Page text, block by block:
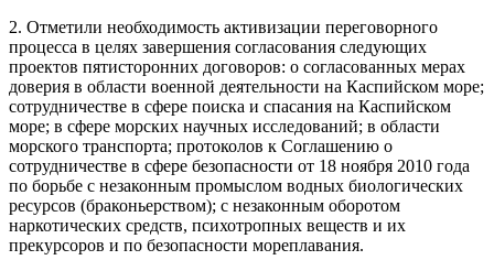
2. Отметили необходимость активизации переговорного
процесса в целях завершения согласования следующих
проектов пятисторонних договоров: о согласованных мерах
доверия в области военной деятельности на Каспийском море;
сотрудничестве в сфере поиска и спасания на Каспийском
море; в сфере морских научных исследований; в области
морского транспорта; протоколов к Соглашению о
сотрудничестве в сфере безопасности от 18 ноября 2010 года
по борьбе с незаконным промыслом водных биологических
ресурсов (браконьерством); с незаконным оборотом
наркотических средств, психотропных веществ и их
прекурсоров и по безопасности мореплавания.